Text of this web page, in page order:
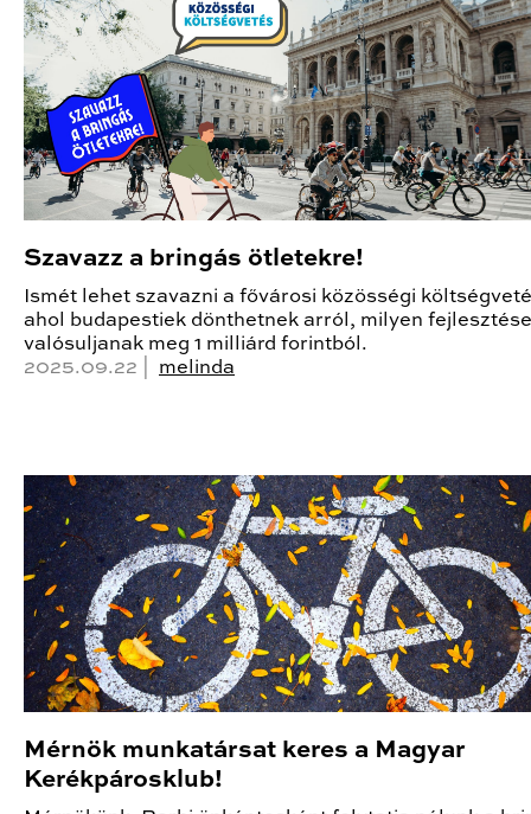
Szavazz a bringás ötletekre!
Ismét lehet szavazni a fővárosi közösségi
ahol budapestiek dönthetnek arról, milyen
valósuljanak meg 1 milliárd forintból.
2025.09.22 | melinda
Mérnök munkatársat keres a Magyar
Kerékpárosklub!